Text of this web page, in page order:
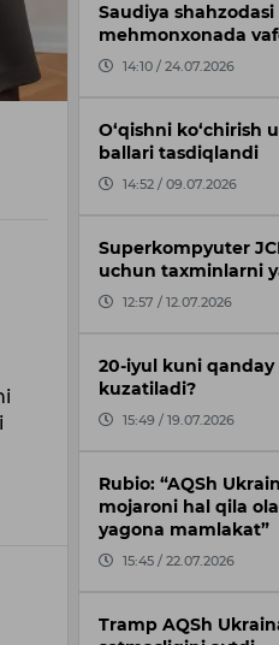
Saudiya
mehmonxonada
14:10 / 24.07.2026
O‘qishni ko‘chirish
ballari tasdiqlandi
14:52 / 09.07.2026
Superkompyuter
uchun taxminlarni
12:57 / 12.07.2026
20-iyul kuni qanday
kuzatiladi?
15:49 / 19.07.2026
Rubio: “AQSh
mojaroni hal qila
yagona mamlakat”
15:45 / 22.07.2026
Tramp AQSh